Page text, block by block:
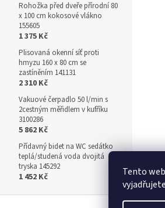
Tento
Rohožka před dveře přírodní 80
x 100 cm kokosové vlákno
155605
1 375 Kč
Plisovaná okenní síť proti
hmyzu 160 x 80 cm se
zastíněním 141131
2 310 Kč
Vakuové čerpadlo 50 l/min s
2cestným měřidlem v kufříku
3100286
5 862 Kč
Přídavný bidet na WC sedátko
teplá/studená voda dvojitá
tryska 145292
1 452 Kč